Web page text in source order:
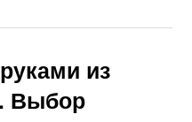
из
Выбор